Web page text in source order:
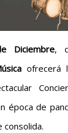
Diciembre,
ofrecerá
época de
consolida.